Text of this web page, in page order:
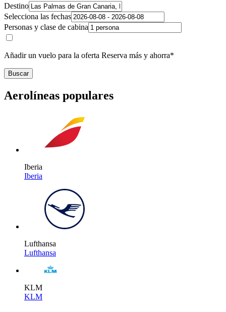
Destino
Selecciona las fechas
Personas y clase de cabina
Añadir un vuelo para la oferta Reserva más y ahorra*
Buscar
Aerolíneas populares
Iberia
Iberia
Lufthansa
Lufthansa
KLM
KLM